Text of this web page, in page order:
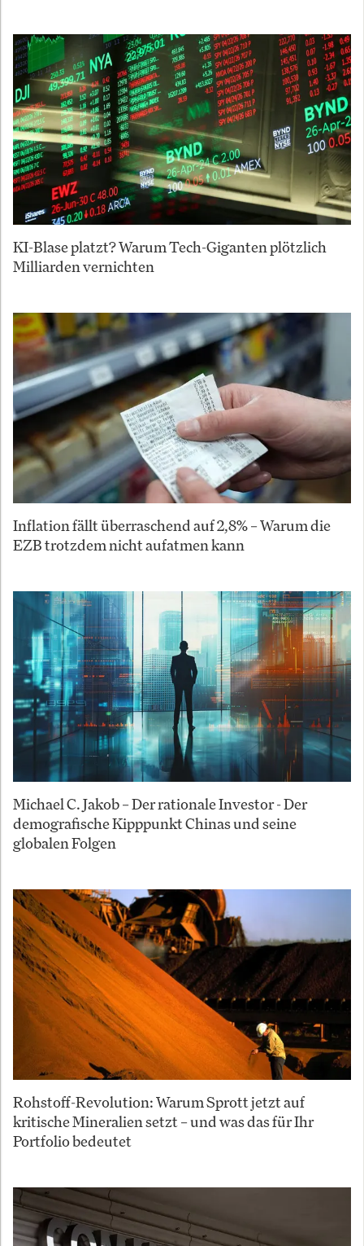
KI-Blase platzt? Warum Tech-Giganten plötzlich
Milliarden vernichten
Inflation fällt überraschend auf 2,8% – Warum die
EZB trotzdem nicht aufatmen kann
Michael C. Jakob – Der rationale Investor - Der
demografische Kipppunkt Chinas und seine
globalen Folgen
Rohstoff-Revolution: Warum Sprott jetzt auf
kritische Mineralien setzt – und was das für Ihr
Portfolio bedeutet